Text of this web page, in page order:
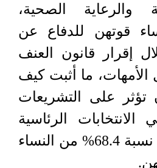
والرعاية الصحية،
قوتهن للدفاع عن
إقرار قانون العنف
ما أثبت كيف
تؤثر على التشريعات
الرئاسية
لعام 2020، أدلت نسبة 68.4% من النساء